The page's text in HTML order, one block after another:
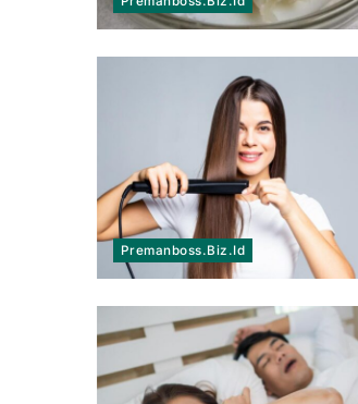
Premanboss.biz.id